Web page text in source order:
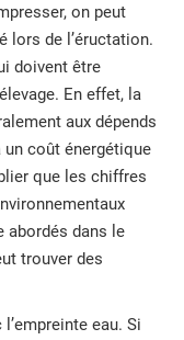
on peut
lors de l’éructation.
doivent être
En effet, la
aux dépends
un coût énergétique
que les chiffres
abordés dans le
trouver des
eau. Si